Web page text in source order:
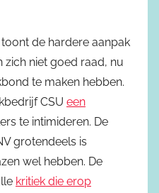
de hardere aanpak
zich niet goed raad, nu
te maken hebben.
CSU een
te intimideren. De
grotendeels is
wel hebben. De
kritiek die erop